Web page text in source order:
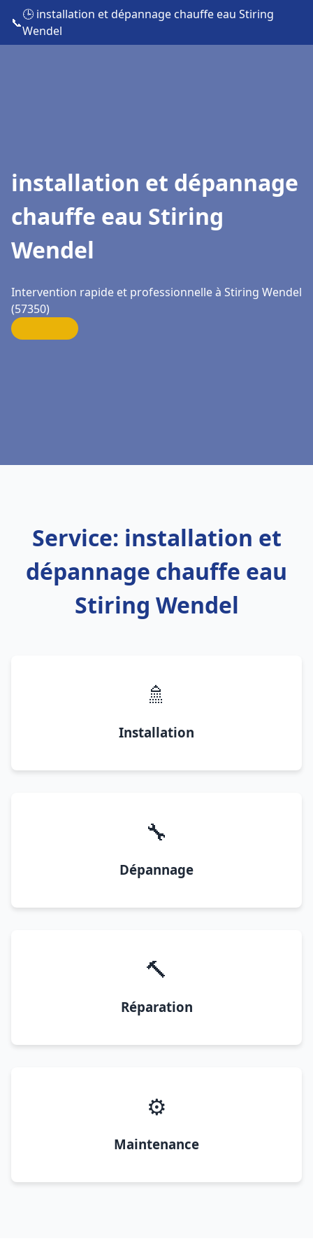
📞
🕒 installation et dépannage chauffe eau Stiring
Wendel
installation et dépannage
chauffe eau Stiring
Wendel
Intervention rapide et professionnelle à Stiring Wendel
(57350)
Service: installation et
dépannage chauffe eau
Stiring Wendel
🚿
Installation
🔧
Dépannage
🔨
Réparation
⚙️
Maintenance